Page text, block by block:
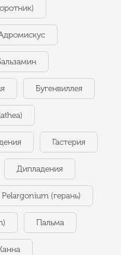
Бугенвиллея
Гастерия
Дипладения
(герань)
Пальма